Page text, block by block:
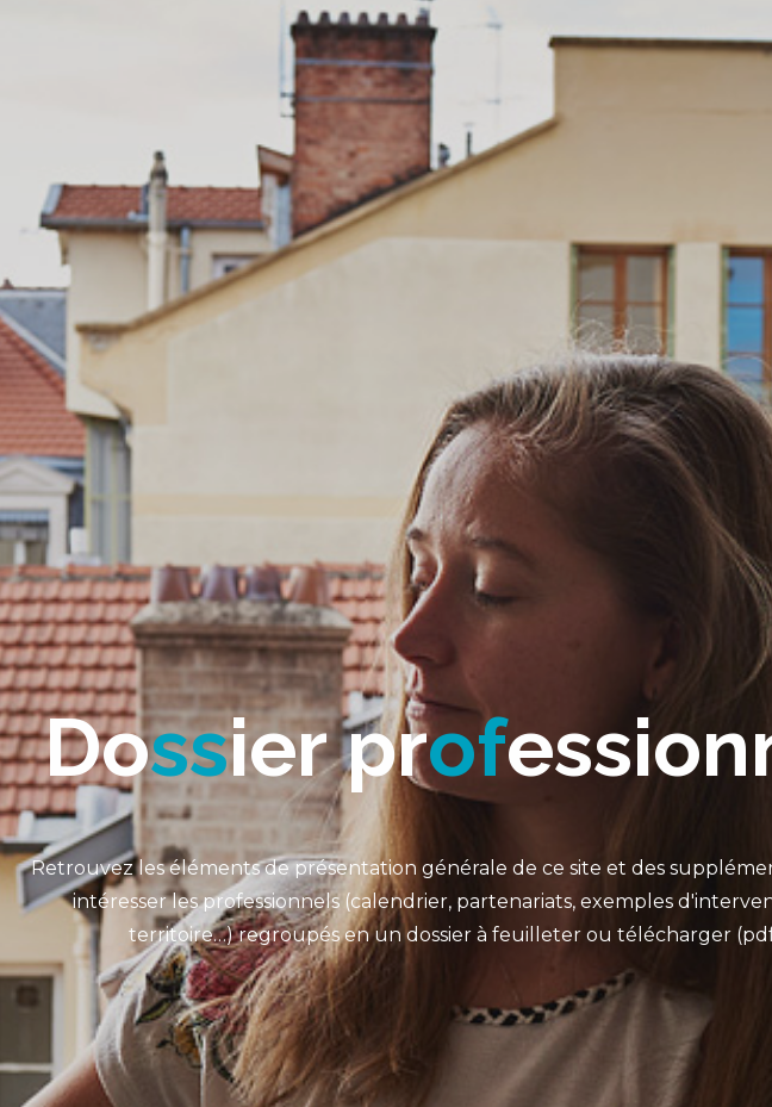
Dossier profession
Retrouvez les éléments de présentation générale de ce site et des
intéresser les professionnels (calendrier, partenariats, exemples
territoire…) regroupés en un dossier à feuilleter ou télécharger